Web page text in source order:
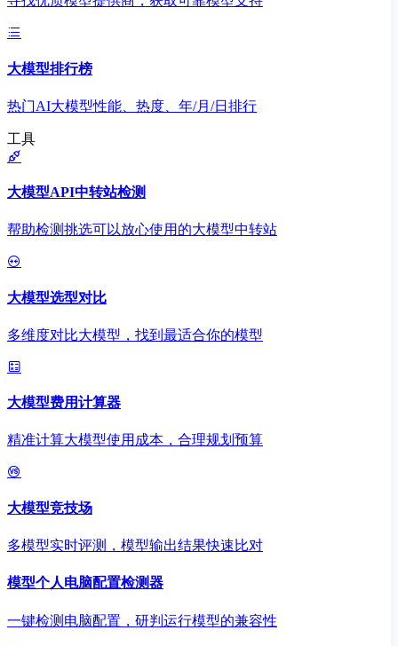
大模型排行榜
热门AI大模型性能、热度、年/月/日排行
工具
大模型API中转站检测
帮助检测挑选可以放心使用的大模型中转站
大模型选型对比
多维度对比大模型，找到最适合你的模型
大模型费用计算器
精准计算大模型使用成本，合理规划预算
大模型竞技场
多模型实时评测，模型输出结果快速比对
模型个人电脑配置检测器
一键检测电脑配置，研判运行模型的兼容性